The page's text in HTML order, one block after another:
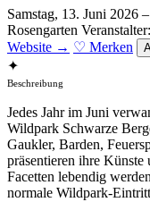
Samstag, 13. Juni 2026
Rosengarten
Website → ♡ Merken
✦
Beschreibung
Jedes Jahr im Juni
Wildpark Schwarze
Gaukler, Barden,
präsentieren ihre Künste
Facetten lebendig
normale Wildpark-